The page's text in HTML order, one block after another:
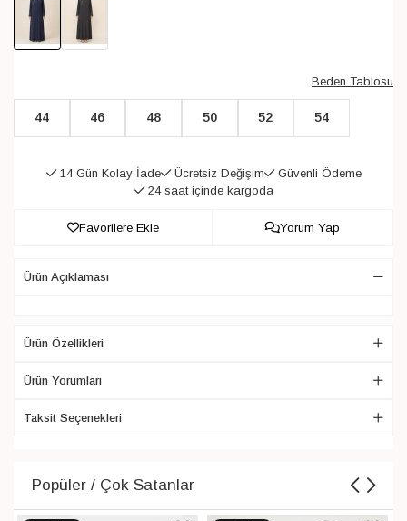
Beden Tablosu
44 46 48 50 52 54
14 Gün Kolay İade Ücretsiz Değişim
Güvenli Ödeme
24 saat içinde kargoda
Favorilere Ekle Yorum Yap
Ürün Açıklaması
Ürün Özellikleri
Ürün Yorumları
Taksit Seçenekleri
Popüler / Çok Satanlar